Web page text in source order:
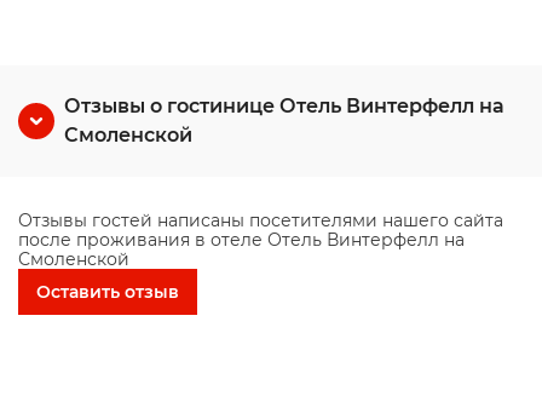
Отзывы о гостинице Отель Винтерфелл на
Смоленской
Отзывы гостей написаны посетителями нашего сайта
после проживания в отеле Отель Винтерфелл на
Смоленской
Оставить отзыв